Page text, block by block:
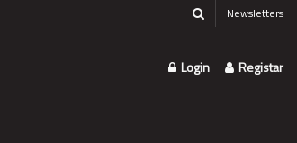
Newsletters
Login Registar